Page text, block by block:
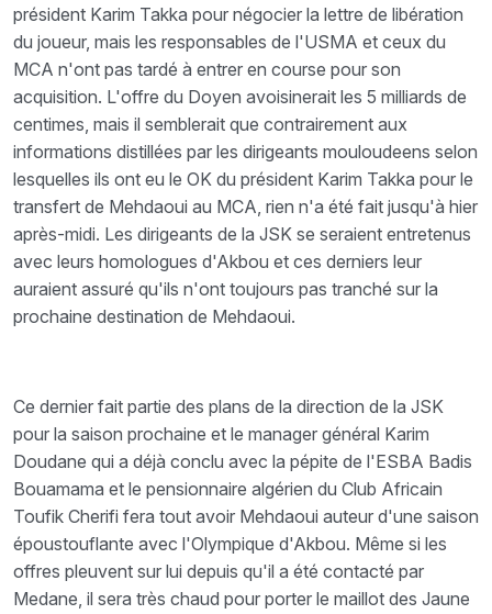
président Karim Takka pour négocier la lettre de libération
du joueur, mais les responsables de l'USMA et ceux du
MCA n'ont pas tardé à entrer en course pour son
acquisition. L'offre du Doyen avoisinerait les 5 milliards de
centimes, mais il semblerait que contrairement aux
informations distillées par les dirigeants mouloudeens selon
lesquelles ils ont eu le OK du président Karim Takka pour le
transfert de Mehdaoui au MCA, rien n'a été fait jusqu'à hier
après-midi. Les dirigeants de la JSK se seraient entretenus
avec leurs homologues d'Akbou et ces derniers leur
auraient assuré qu'ils n'ont toujours pas tranché sur la
prochaine destination de Mehdaoui.
Ce dernier fait partie des plans de la direction de la JSK
pour la saison prochaine et le manager général Karim
Doudane qui a déjà conclu avec la pépite de l'ESBA Badis
Bouamama et le pensionnaire algérien du Club Africain
Toufik Cherifi fera tout avoir Mehdaoui auteur d'une saison
époustouflante avec l'Olympique d'Akbou. Même si les
offres pleuvent sur lui depuis qu'il a été contacté par
Medane, il sera très chaud pour porter le maillot des Jaune